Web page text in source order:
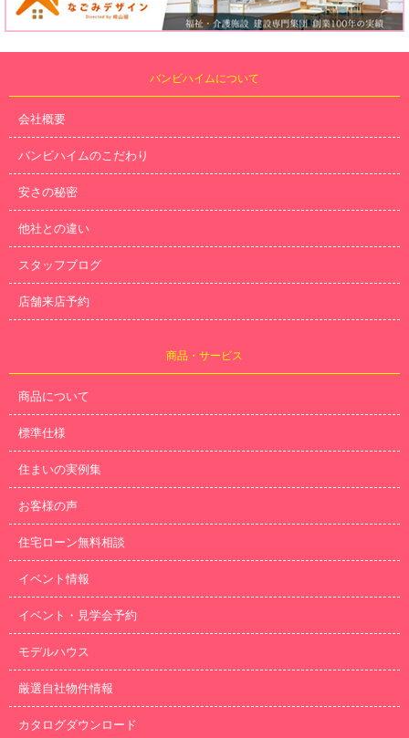
バンビハイムについて
会社概要
バンビハイムのこだわり
安さの秘密
他社との違い
スタッフブログ
店舗来店予約
商品・サービス
商品について
標準仕様
住まいの実例集
お客様の声
住宅ローン無料相談
イベント情報
イベント・見学会予約
モデルハウス
厳選自社物件情報
カタログダウンロード